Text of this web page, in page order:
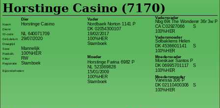
Horstinge Casino (7170)
Naam
Diernr
ID-code
Geb.datum
Draagtijd
Sexe
Rasbalk
Kleur
Registratie
Bijzonderheden:
Horstinge Casino
29/07/2020
Mannelijk
RW
100%HER
Stamboek
Dier Vader
19/02/2017
Stamboek
Vadersvader
Vadersmoeder
Moedersvader
Moedersmoeder
Vanessa 306 P
DK 02110400306
DK 02054300107
Nordbaek Norton 1141 P
Moeder
Horstinge Farina 6982 P
NL 523369828
15/01/2009
100%HER
Stamboek
NL 640071709
100%HER
100%HER
100%HER
Nbg 69t The Wonderer 36r 3w P
Solbakkens Helen
Moeskaer Santos P
100%HER
100%HER
DK 06995701117
CA C02927066
DK 4536601141
S
S
S
S